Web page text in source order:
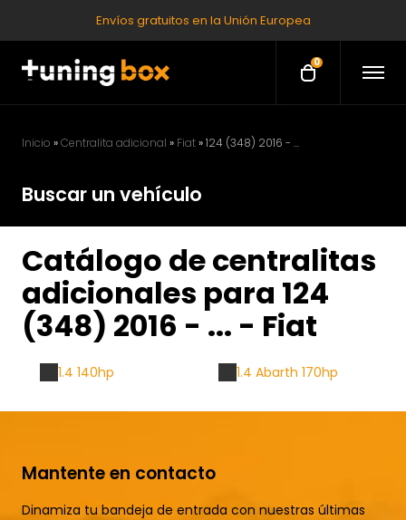
Envíos gratuitos en la Unión Europea
O
e
t
0
O
e
Inicio »Centralita adicional » Fiat»124 (348) 2016 - ...
Buscar un vehículo
Catálogo de centralitas
adicionales para 124
(348) 2016 - ... - Fiat
1.4 140hp 1.4 Abarth 170hp
Mantente en contacto
Dinamiza tu bandeja de entrada con nuestras últimas